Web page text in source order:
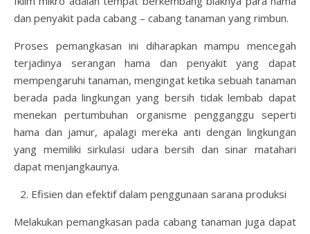
dan penyakit pada cabang – cabang tanaman yang rimbun.
Proses pemangkasan ini diharapkan mampu mencegah
terjadinya serangan hama dan penyakit yang dapat
mempengaruhi tanaman, mengingat ketika sebuah tanaman
berada pada lingkungan yang bersih tidak lembab dapat
menekan pertumbuhan organisme pengganggu seperti
hama dan jamur, apalagi mereka anti dengan lingkungan
yang memiliki sirkulasi udara bersih dan sinar matahari
dapat menjangkaunya.
Efisien dan efektif dalam penggunaan sarana produksi
Melakukan pemangkasan pada cabang tanaman juga dapat